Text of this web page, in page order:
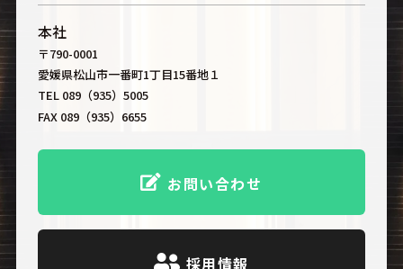
本社
〒790-0001
愛媛県松山市一番町1丁目15番地１
TEL 089（935）5005
FAX 089（935）6655
お問い合わせ
採用情報